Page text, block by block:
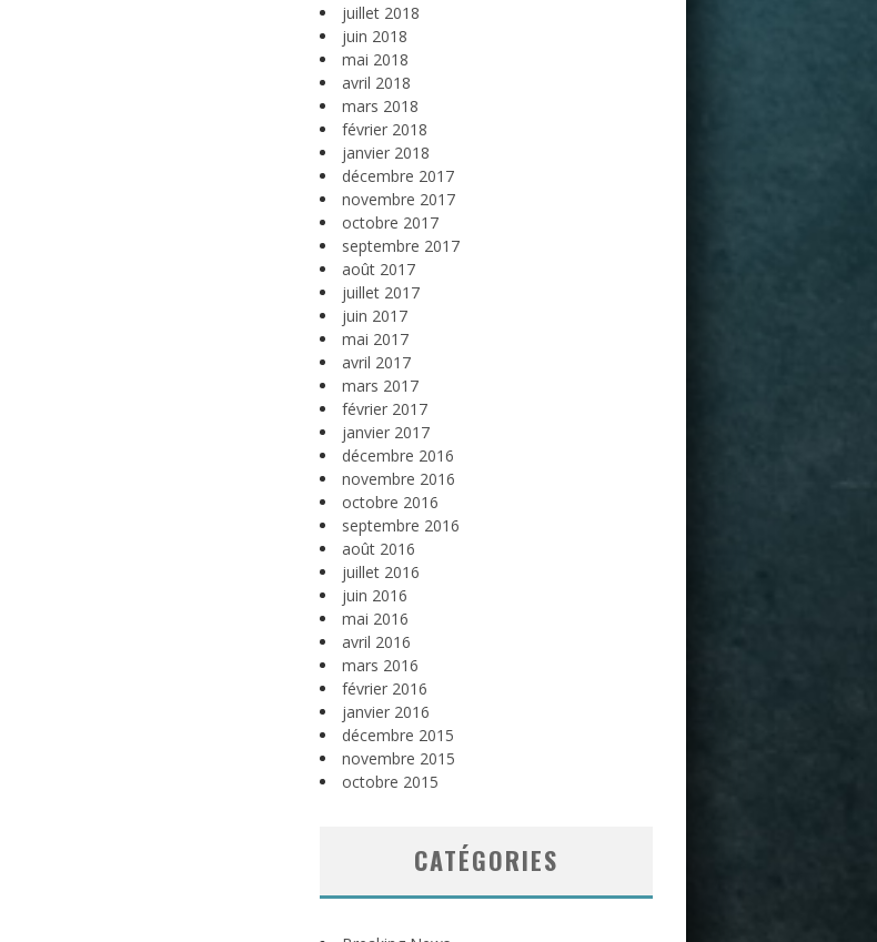
juillet 2018
juin 2018
mai 2018
avril 2018
mars 2018
février 2018
janvier 2018
décembre 2017
novembre 2017
octobre 2017
septembre 2017
août 2017
juillet 2017
juin 2017
mai 2017
avril 2017
mars 2017
février 2017
janvier 2017
décembre 2016
novembre 2016
octobre 2016
septembre 2016
août 2016
juillet 2016
juin 2016
mai 2016
avril 2016
mars 2016
février 2016
janvier 2016
décembre 2015
novembre 2015
octobre 2015
CATÉGORIES